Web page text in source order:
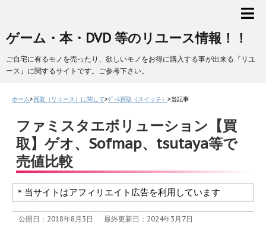
ゲーム・本・DVD 等のリユース情報！！
ご自宅に有るモノを売ったり、欲しいモノをお得に購入する事が出来る『リユ
ース』に関するサイトです。ご参考下さい。
ホーム>買取（リユース）に関して>ｹﾞｰﾑ買取（スイッチ） >当記事
ファミスタエボリューション【買
取】ゲオ、Sofmap、tsutaya等で
売値比較
＊当サイトはアフィリエイト広告を利用しています
公開日：2018年8月3日 最終更新日：2024年3月7日